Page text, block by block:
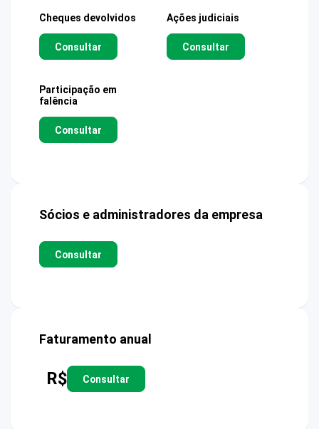
Cheques devolvidos
Consultar
Ações judiciais
Consultar
Participação em
falência
Consultar
Sócios e administradores da empresa
Consultar
Faturamento anual
R$ Consultar